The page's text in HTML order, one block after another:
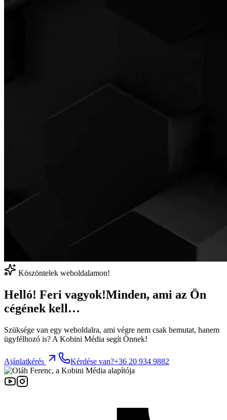
Köszöntelek weboldalamon!
Helló! Feri vagyok!Minden, ami az Ön
cégének kell…
Szüksége van egy weboldalra, ami végre nem csak bemutat, hanem
ügyfélhozó is? A Kobini Média segít Önnek!
Ajánlatkérés Kérdése van?+36 20 934 9882